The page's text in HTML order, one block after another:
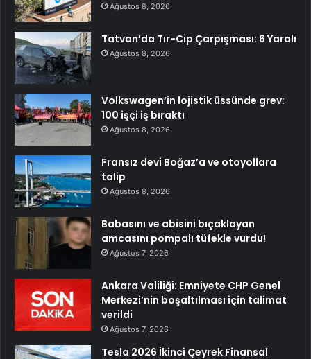
Ağustos 8, 2026
Tatvan’da Tır-Cip Çarpışması: 6 Yaralı
Ağustos 8, 2026
Volkswagen’in lojistik üssünde grev:
100 işçi iş bıraktı
Ağustos 8, 2026
Fransız devi Boğaz’a ve otoyollara
talip
Ağustos 8, 2026
Babasını ve abisini bıçaklayan
amcasını pompalı tüfekle vurdu!
Ağustos 7, 2026
Ankara Valiliği: Emniyete CHP Genel
Merkezi’nin boşaltılması için talimat
verildi
Ağustos 7, 2026
Tesla 2026 İkinci Çeyrek Finansal